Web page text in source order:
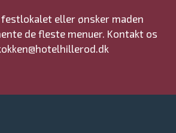
festlokalet eller ønsker maden
de fleste menuer. Kontakt os